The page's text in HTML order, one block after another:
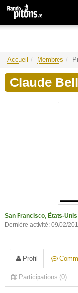
Accueil Membres
Claude
San Francisco États-Unis
Dernière activité: 09/02/
Profil
Participations (0)